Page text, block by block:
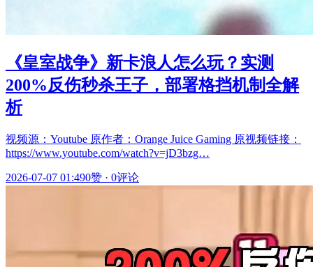
《皇室战争》新卡浪人怎么玩？实测
200%反伤秒杀王子，部署格挡机制全解
析
视频源：Youtube 原作者：Orange Juice Gaming 原视频链接：
https://www.youtube.com/watch?v=jD3bzg…
2026-07-07 01:490赞 · 0评论